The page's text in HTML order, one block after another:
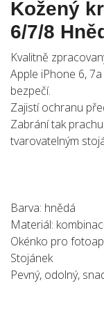
Kožený
6/7/8
Kvalitně
Apple iPhone 6,
bezpečí.
Zajistí ochranu
Zabrání tak
tvarovatelným
Barva: hnědá
Materiál:
Okénko pro
Stojánek
Pevný, odolný,